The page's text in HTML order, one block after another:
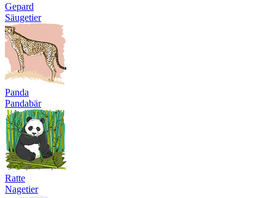
Gepard
Säugetier
Panda
Pandabär
Ratte
Nagetier